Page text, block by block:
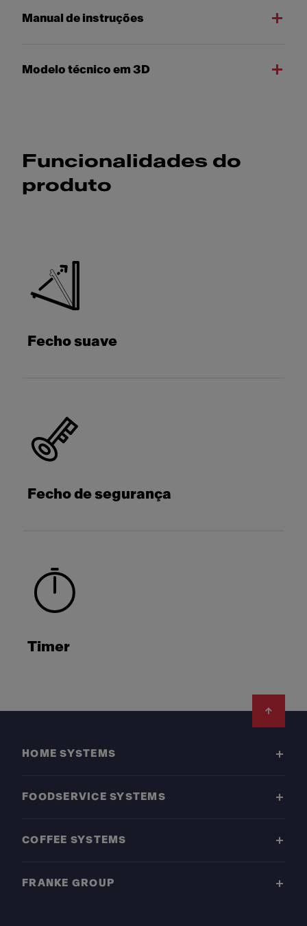
Manual de instruções
Modelo técnico em 3D
Funcionalidades do
produto
Fecho suave
Fecho de segurança
Timer
HOME SYSTEMS
FOODSERVICE SYSTEMS
COFFEE SYSTEMS
FRANKE GROUP